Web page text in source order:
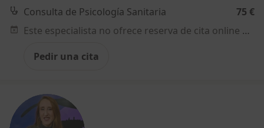
Consulta de Psicología Sanitaria
75 €
Este especialista no ofrece reserva de cita online en esta dirección.
Pedir una cita